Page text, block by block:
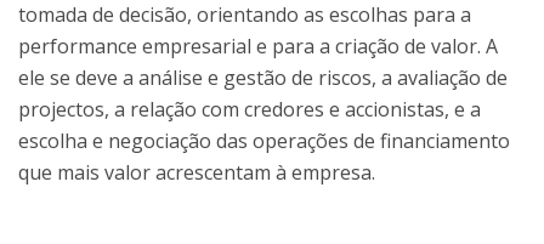
tomada de decisão, orientando as escolhas para a
performance empresarial e para a criação de valor. A
ele se deve a análise e gestão de riscos, a avaliação de
projectos, a relação com credores e accionistas, e a
escolha e negociação das operações de financiamento
que mais valor acrescentam à empresa.